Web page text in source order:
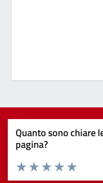
Quanto sono chiare
pagina?
Valuta 5
Valuta 4 stelle
Valuta 3 stelle su 5
Valuta 2 stelle su 5
Valuta 1 stelle su 5